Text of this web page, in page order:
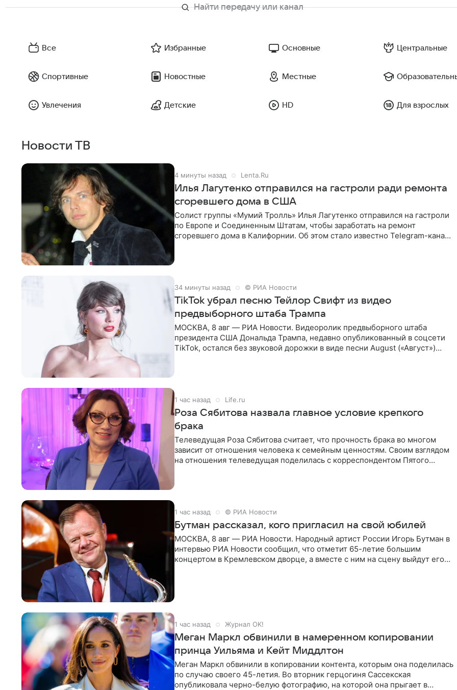
Все Избранные Основные Центральные
Спортивные Новостные Местные
Увлечения Детские HD Для взрослых
Новости ТВ
4 минуты назад Lenta.Ru
Илья Лагутенко отправился на гастроли ради ремонта
сгоревшего дома в США
Солист группы «Мумий Тролль» Илья Лагутенко отправился на гастроли
по Европе и Соединенным Штатам, чтобы заработать на ремонт
сгоревшего дома в Калифорнии. Об этом стало известно Telegram-каналу
34 минуты назад © РИА Новости
TikTok убрал песню Тейлор Свифт из видео
предвыборного штаба Трампа
МОСКВА, 8 авг — РИА Новости. Видеоролик предвыборного штаба
президента США Дональда Трампа, недавно опубликованный в соцсети
TikTok, остался без звуковой дорожки в виде песни August («Август»)
1 час назад Life.ru
Роза Сябитова назвала главное условие крепкого
брака
Телеведущая Роза Сябитова считает, что прочность брака во многом
зависит от отношения человека к семейным ценностям. Своим взглядом
на отношения телеведущая поделилась с корреспондентом Пятого
1 час назад © РИА Новости
Бутман рассказал, кого пригласил на свой юбилей
МОСКВА, 8 авг — РИА Новости. Народный артист России Игорь Бутман в
интервью РИА Новости сообщил, что отметит 65-летие большим
концертом в Кремлевском дворце, а вместе с ним на сцену выйдут его
1 час назад Журнал OK!
Меган Маркл обвинили в намеренном копировании
принца Уильяма и Кейт Миддлтон
Меган Маркл обвинили в копировании контента, которым она поделилась
по случаю своего 45-летия. Во вторник герцогиня Сассекская
опубликовала черно-белую фотографию, на которой она прыгает в